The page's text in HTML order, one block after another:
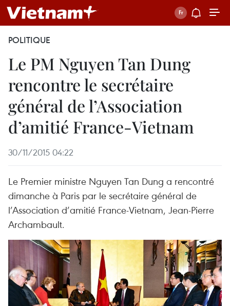
POLITIQUE
Le PM Nguyen Tan Dung
rencontre le secrétaire
général de l’Association
d’amitié France-Vietnam
30/11/2015 04:22
Le Premier ministre Nguyen Tan Dung a rencontré
dimanche à Paris par le secrétaire général de
l’Association d’amitié France-Vietnam, Jean-Pierre
Archambault.